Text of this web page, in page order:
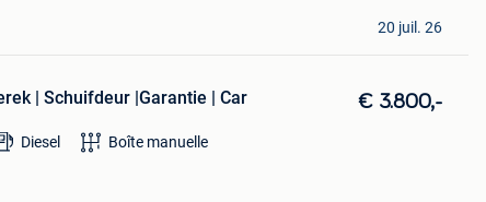
20 juil. 26
| Schuifdeur |Garantie | Car € 3.800,-
Diesel Boîte manuelle